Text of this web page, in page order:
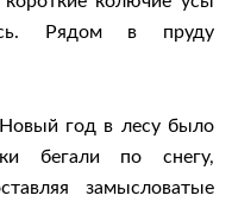
Рядом в пруду
год в лесу было
бегали по снегу,
замысловатые